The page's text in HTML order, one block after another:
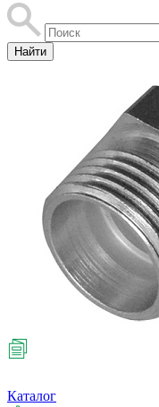
Найти
Каталог